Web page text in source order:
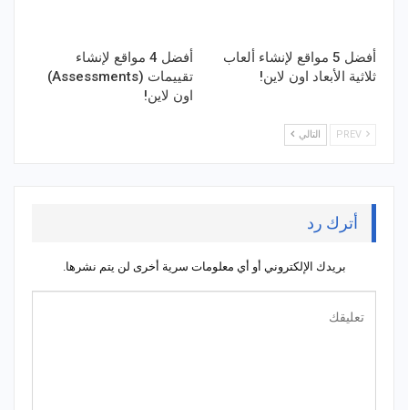
أفضل 5 مواقع لإنشاء ألعاب
ثلاثية الأبعاد اون لاين!
أفضل 4 مواقع لإنشاء
تقييمات (Assessments)
اون لاين!
التالي
أترك رد
بريدك الإلكتروني أو أي معلومات سرية أخرى لن يتم نشرها.